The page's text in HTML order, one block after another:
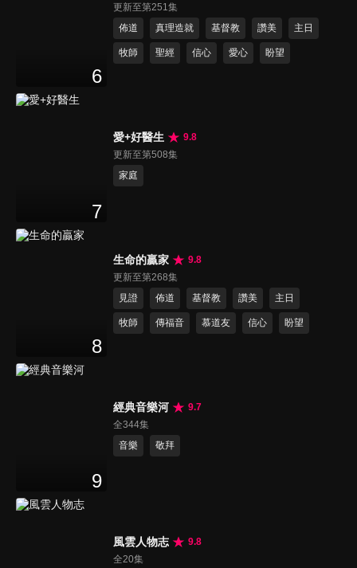
6
更新至第251集
佈道
真理造就 基督教 讚美 主日
牧師 聖經 信心 愛心 盼望
7
愛+好醫生
9.8
更新至第508集
家庭
8
生命的贏家
9.8
更新至第268集
見證
佈道 基督教 讚美 主日
牧師 傳福音 慕道友 信心 盼望
9
經典音樂河
9.7
全344集
音樂
敬拜
風雲人物志
9.8
全20集